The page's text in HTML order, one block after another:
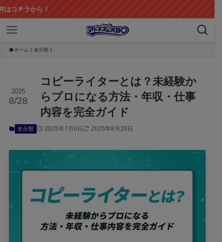
ホーム 未分類
コピーライターとは？未経験か
らプロになる方法・年収・仕事
内容を完全ガイド
2025
8/28
未分類 2025年7月6日 2025年8月28日